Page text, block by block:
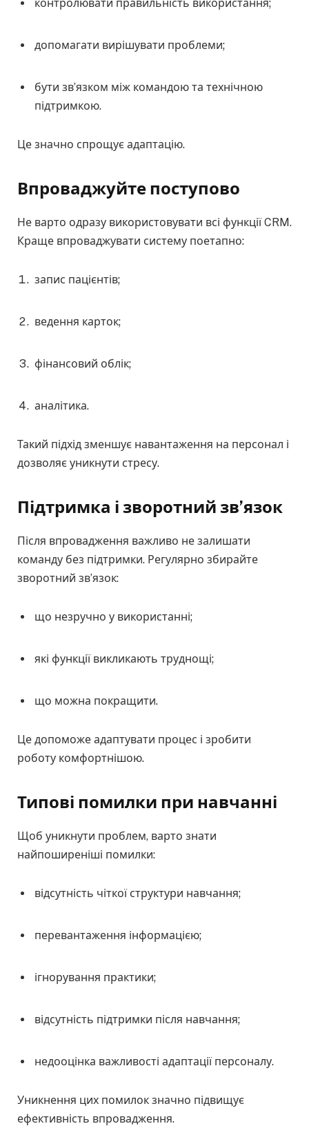
контролювати правильність використання;
допомагати вирішувати проблеми;
бути зв’язком між командою та технічною
підтримкою.
Це значно спрощує адаптацію.
Впроваджуйте поступово
Не варто одразу використовувати всі функції CRM.
Краще впроваджувати систему поетапно:
запис пацієнтів;
ведення карток;
фінансовий облік;
аналітика.
Такий підхід зменшує навантаження на персонал і
дозволяє уникнути стресу.
Підтримка і зворотний зв’язок
Після впровадження важливо не залишати
команду без підтримки. Регулярно збирайте
зворотний зв’язок:
що незручно у використанні;
які функції викликають труднощі;
що можна покращити.
Це допоможе адаптувати процес і зробити
роботу комфортнішою.
Типові помилки при навчанні
Щоб уникнути проблем, варто знати
найпоширеніші помилки:
відсутність чіткої структури навчання;
перевантаження інформацією;
ігнорування практики;
відсутність підтримки після навчання;
недооцінка важливості адаптації персоналу.
Уникнення цих помилок значно підвищує
ефективність впровадження.